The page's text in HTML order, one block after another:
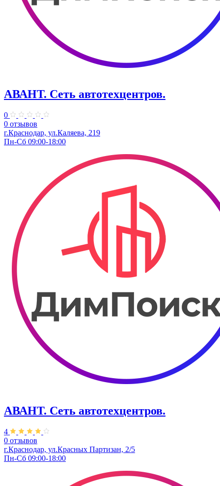
АВАНТ. ​Сеть автотехцентров.
0
0 отзывов
г.Краснодар, ул.Каляева, 219
Пн-Сб 09:00-18:00
АВАНТ. ​Сеть автотехцентров.
4
0 отзывов
г.Краснодар, ул.Красных Партизан, 2/5
Пн-Сб 09:00-18:00